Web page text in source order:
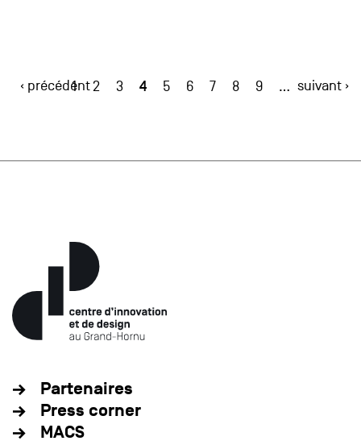
‹ précédent
1 2 3 4 5 6 7 8 9 … suivant ›
Partenaires
Press corner
MACS